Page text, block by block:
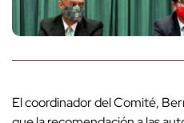
El coordinador del Comité,